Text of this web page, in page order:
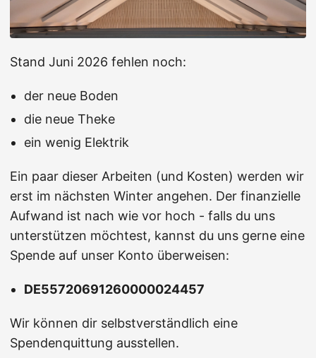
Stand Juni 2026 fehlen noch:
der neue Boden
die neue Theke
ein wenig Elektrik
Ein paar dieser Arbeiten (und Kosten) werden wir
erst im nächsten Winter angehen. Der finanzielle
Aufwand ist nach wie vor hoch - falls du uns
unterstützen möchtest, kannst du uns gerne eine
Spende auf unser Konto überweisen:
DE55720691260000024457
Wir können dir selbstverständlich eine
Spendenquittung ausstellen.